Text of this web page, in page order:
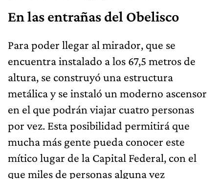
En las entrañas del Obelisco
Para poder llegar al mirador, que se
encuentra instalado a los 67,5 metros de
altura, se construyó una estructura
metálica y se instaló un moderno ascensor
en el que podrán viajar cuatro personas
por vez. Esta posibilidad permitirá que
mucha más gente pueda conocer este
mítico lugar de la Capital Federal, con el
que miles de personas alguna vez